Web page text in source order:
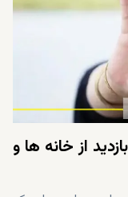
از خانه ها و